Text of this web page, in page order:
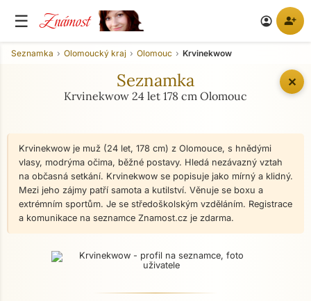
☰ Známost account_circle person_add
✕
Seznamka Olomoucký kraj Olomouc Krvinekwow
Seznamka
Krvinekwow 24 let 178 cm Olomouc
Krvinekwow je muž (24 let, 178 cm) z Olomouce, s hnědými
vlasy, modrýma očima, běžné postavy. Hledá nezávazný vztah
na občasná setkání. Krvinekwow se popisuje jako mírný a klidný.
Mezi jeho zájmy patří samota a kutilství. Věnuje se boxu a
extrémním sportům. Je se středoškolským vzděláním. Registrace
a komunikace na seznamce Znamost.cz je zdarma.